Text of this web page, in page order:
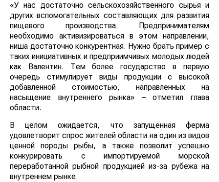
«У нас достаточно сельскохозяйственного сырья и
других вспомогательных составляющих для развития
пищевого производства. Предпринимателям
необходимо активизироваться в этом направлении,
ниша достаточно конкурентная. Нужно брать пример с
таких инициативных и предприимчивых молодых людей
как Валентин. Тем более государство в первую
очередь стимулирует виды продукции с высокой
добавленной стоимостью, направленных на
насыщение внутреннего рынка» – отметил глава
области.
В целом ожидается, что запущенная ферма
удовлетворит спрос жителей области на один из видов
ценной породы рыбы, а также позволит успешно
конкурировать с импортируемой морской
переработанной рыбной продукцией из-за рубежа на
внутреннем рынке.